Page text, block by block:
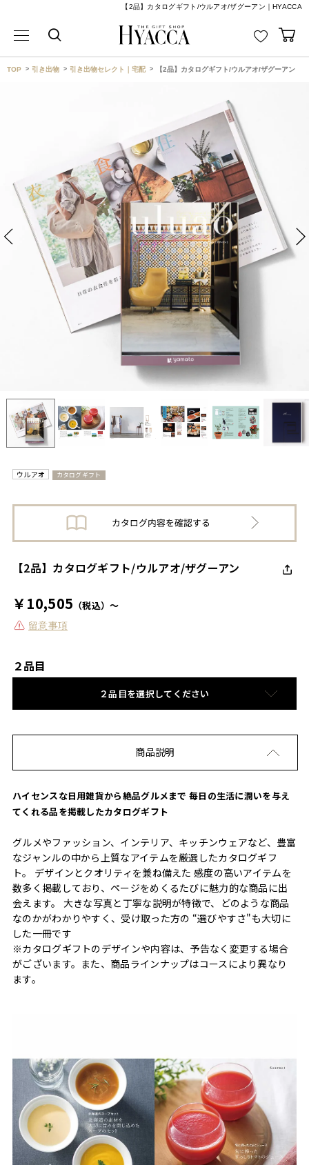
【2品】カタログギフト/ウルアオ/ザグーアン｜HYACCA
TOP 引き出物 引き出物セレクト｜宅配 【2品】カタログギフト/ウルアオ/ザグーアン
ウルアオ カタログギフト
【2品】カタログギフト/ウルアオ/ザグーアン
￥10,505 （税込）～
留意事項
２品目
２品目を選択してください
商品説明
ハイセンスな日用雑貨から絶品グルメまで 毎日の生活に潤いを与え
てくれる品を掲載したカタログギフト
グルメやファッション、インテリア、キッチンウェアなど、豊富
なジャンルの中から上質なアイテムを厳選したカタログギフ
ト。 デザインとクオリティを兼ね備えた 感度の高いアイテムを
数多く掲載しており、ページをめくるたびに魅力的な商品に出
会えます。 大きな写真と丁寧な説明が特徴で、どのような商品
なのかがわかりやすく、受け取った方の “選びやすさ"も大切に
した一冊です
※カタログギフトのデザインや内容は、予告なく変更する場合
がございます。また、商品ラインナップはコースにより異なり
ます。